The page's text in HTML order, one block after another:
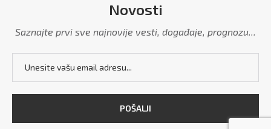
Novosti
Saznajte prvi sve najnovije vesti, događaje, prognozu...